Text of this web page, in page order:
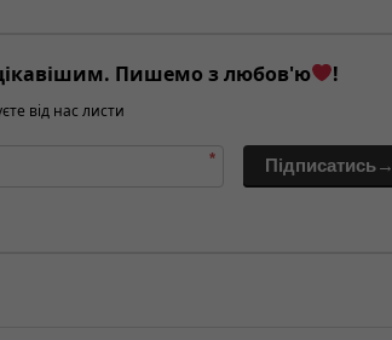
Пишемо з любов'ю !
від нас листи
* Підписатись→